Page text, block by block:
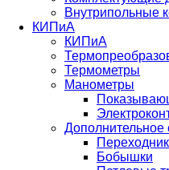
Внутрипольные
КИПиА
КИПиА
Термометры
Манометры
Дополнительное
Бобышки